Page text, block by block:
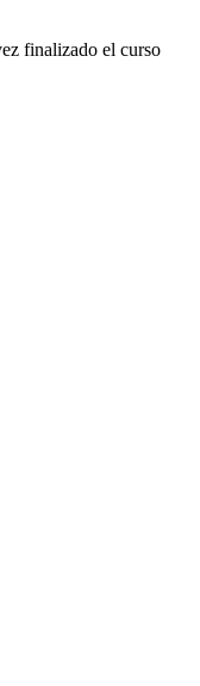
finalizado el curso